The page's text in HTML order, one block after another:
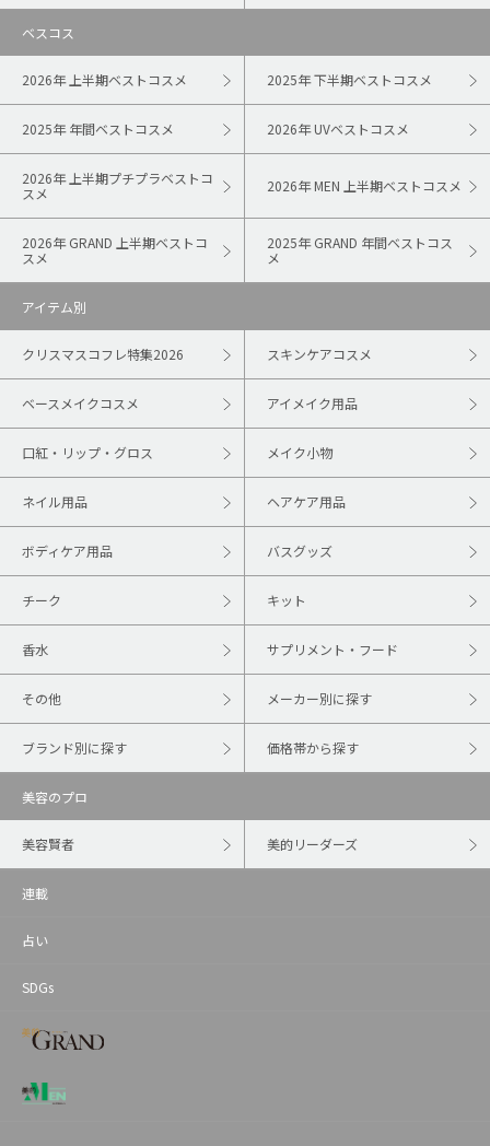
ベスコス
2026年 上半期ベストコスメ 2025年 下半期ベストコスメ
2025年 年間ベストコスメ 2026年 UVベストコスメ
2026年 上半期プチプラベストコ
スメ
2026年 MEN 上半期ベストコスメ
2026年 GRAND 上半期ベストコ
スメ
2025年 GRAND 年間ベストコス
メ
アイテム別
クリスマスコフレ特集2026 スキンケアコスメ
ベースメイクコスメ アイメイク用品
口紅・リップ・グロス メイク小物
ネイル用品 ヘアケア用品
ボディケア用品 バスグッズ
チーク キット
香水 サプリメント・フード
その他 メーカー別に探す
ブランド別に探す 価格帯から探す
美容のプロ
美容賢者 美的リーダーズ
連載
占い
SDGs